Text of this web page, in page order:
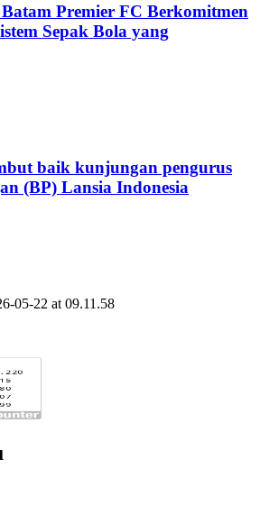
Premier FC Berkomitmen
Sepak Bola yang
baik kunjungan pengurus
(BP) Lansia Indonesia